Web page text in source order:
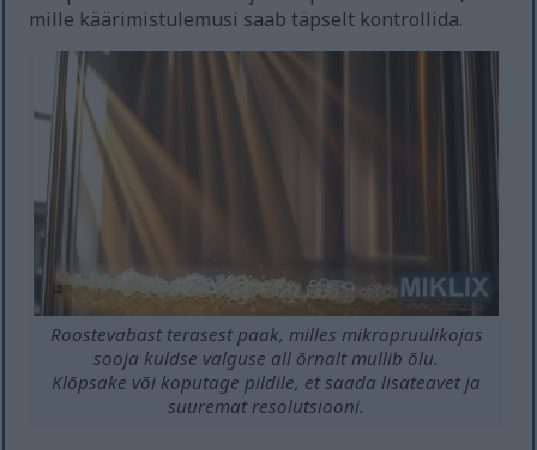
mille käärimistulemusi saab täpselt kontrollida.
Roostevabast terasest paak, milles mikropruulikojas
sooja kuldse valguse all õrnalt mullib õlu.
Klõpsake või koputage pildile, et saada lisateavet ja
suuremat resolutsiooni.